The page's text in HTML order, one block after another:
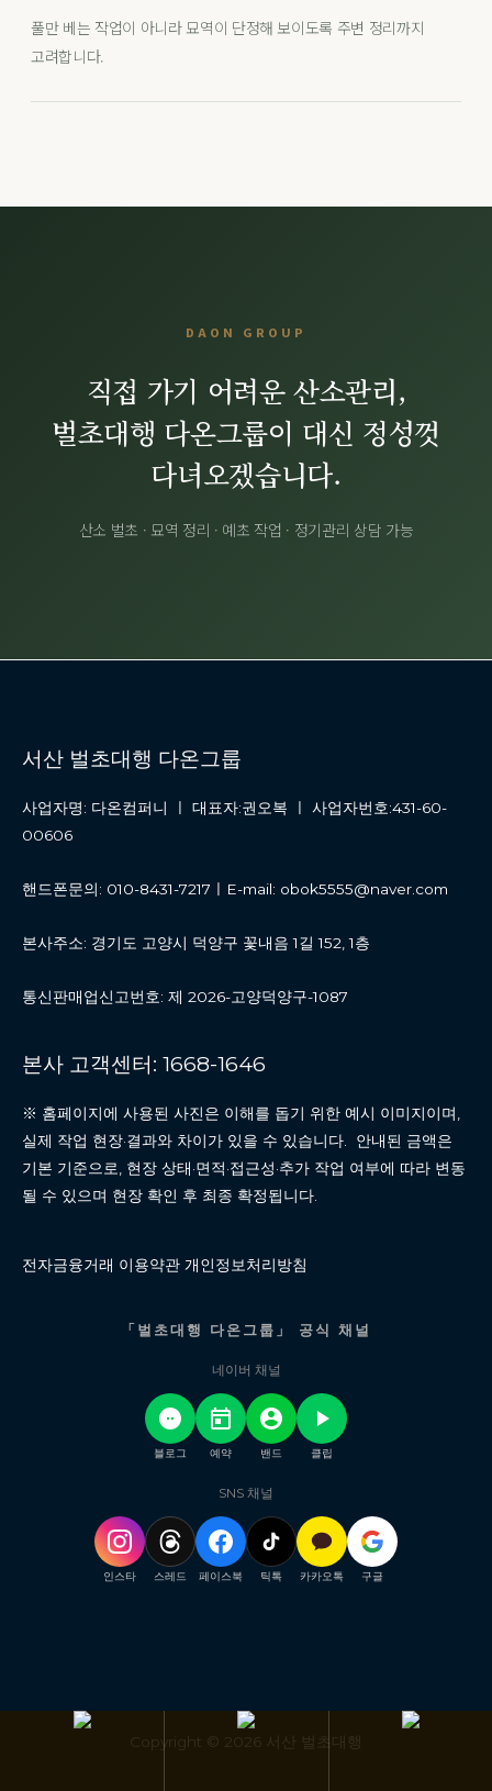
풀만 베는 작업이 아니라 묘역이 단정해 보이도록 주변 정리까지
고려합니다.
DAON GROUP
직접 가기 어려운 산소관리,
벌초대행 다온그룹이 대신 정성껏
다녀오겠습니다.
산소 벌초 · 묘역 정리 · 예초 작업 · 정기관리 상담 가능
서산 벌초대행 다온그룹
사업자명: 다온컴퍼니 ㅣ 대표자:권오복 ㅣ 사업자번호:431-60-
00606
핸드폰문의: 010-8431-7217ㅣE-mail: obok5555@naver.com
본사주소: 경기도 고양시 덕양구 꽃내음 1길 152, 1층
통신판매업신고번호: 제 2026-고양덕양구-1087
본사 고객센터: 1668-1646
※ 홈페이지에 사용된 사진은 이해를 돕기 위한 예시 이미지이며,
실제 작업 현장·결과와 차이가 있을 수 있습니다. 안내된 금액은
기본 기준으로, 현장 상태·면적·접근성·추가 작업 여부에 따라 변동
될 수 있으며 현장 확인 후 최종 확정됩니다.
전자금융거래 이용약관 개인정보처리방침
「벌초대행 다온그룹」 공식 채널
네이버 채널
블로그 예약 밴드 클립
SNS 채널
인스타 스레드 페이스북 틱톡 카카오톡 구글
Copyright © 2026 서산 벌초대행